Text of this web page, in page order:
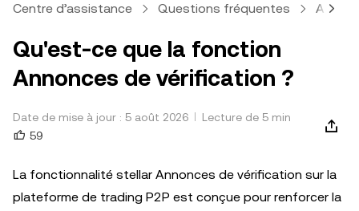
Centre d’assistance Questions fréquentes
Qu'est-ce que la fonction
Annonces de vérification ?
Date de mise à jour : 5 août 2026
Lecture de 5 min
59
La fonctionnalité stellar Annonces de vérification sur la
plateforme de trading P2P est conçue pour renforcer la